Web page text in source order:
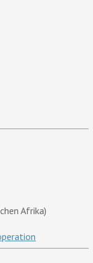
Afrika)